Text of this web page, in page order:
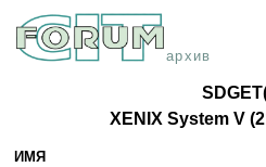
архив
XENIX System V
ИМЯ